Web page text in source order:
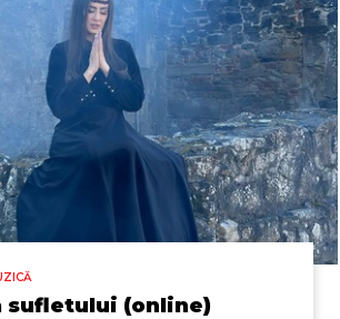
sufletului (online)